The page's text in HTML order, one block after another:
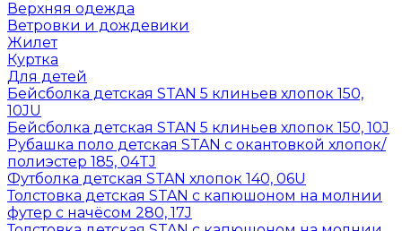
Верхняя одежда
Ветровки и дождевики
Жилет
Куртка
Для детей
Бейсболка детская STAN 5 клиньев хлопок 150,
10JU
Бейсболка детская STAN 5 клиньев хлопок 150, 10J
Рубашка поло детская STAN с окантовкой хлопок/
полиэстер 185, 04TJ
Футболка детская STAN хлопок 140, 06U
Толстовка детская STAN с капюшоном на молнии
футер с начёсом 280, 17J